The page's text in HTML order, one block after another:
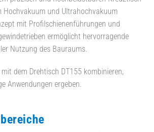
Hochvakuum und Ultrahochvakuum
mit Profilschienenführungen und
ermöglicht hervorragende
Nutzung des Bauraums.
dem Drehtisch DT155 kombinieren,
Anwendungen ergeben.